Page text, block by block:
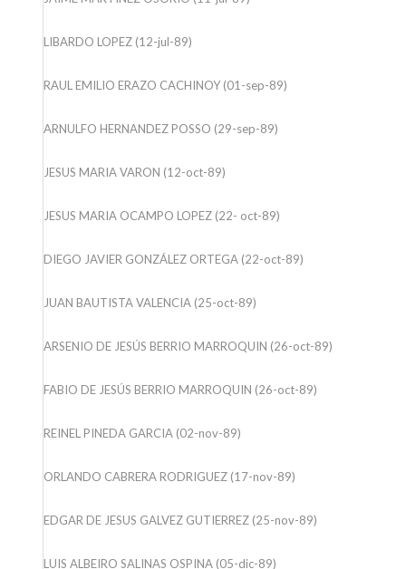
LIBARDO LOPEZ (12-jul-89)
RAUL EMILIO ERAZO CACHINOY (01-sep-89)
ARNULFO HERNANDEZ POSSO (29-sep-89)
JESUS MARIA VARON (12-oct-89)
JESUS MARIA OCAMPO LOPEZ (22- oct-89)
DIEGO JAVIER GONZÁLEZ ORTEGA (22-oct-89)
JUAN BAUTISTA VALENCIA (25-oct-89)
ARSENIO DE JESÚS BERRIO MARROQUIN (26-oct-89)
FABIO DE JESÚS BERRIO MARROQUIN (26-oct-89)
REINEL PINEDA GARCIA (02-nov-89)
ORLANDO CABRERA RODRIGUEZ (17-nov-89)
EDGAR DE JESUS GALVEZ GUTIERREZ (25-nov-89)
LUIS ALBEIRO SALINAS OSPINA (05-dic-89)